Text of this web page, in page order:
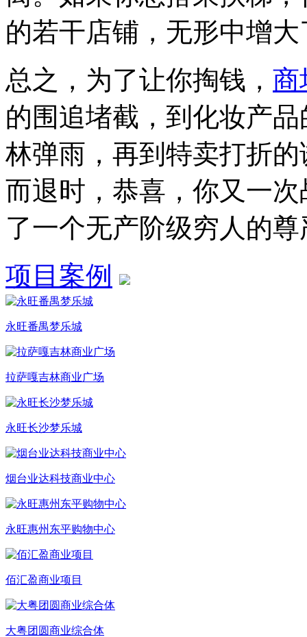
的若干店铺，无形中增
总之，为了让你掏钱， 商
的围追堵截，到化妆产
林弹雨，再到特卖打折
而退时，恭喜，你又一
了一个无产阶级穷人的尊
项目案例
永旺番禺梦乐城
拉萨嘎吉林商业广场
永旺长沙梦乐城
烟台业达科技商业中心
永旺惠州东平购物中心
佰汇盈商业项目
大粤团圆商业综合体